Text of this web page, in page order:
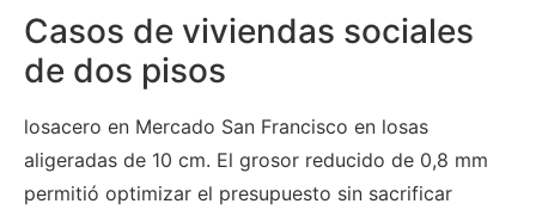
Casos de viviendas sociales
de dos pisos
losacero en Mercado San Francisco en losas
aligeradas de 10 cm. El grosor reducido de 0,8 mm
permitió optimizar el presupuesto sin sacrificar